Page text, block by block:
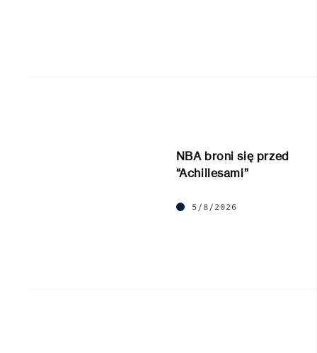
NBA broni się przed
“Achillesami”
5/8/2026